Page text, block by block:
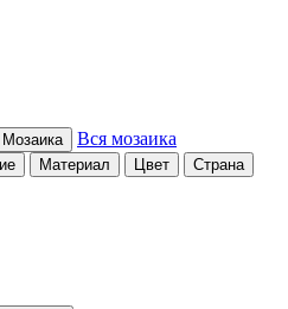
Мозаика Вся мозаика
Материал Цвет Страна